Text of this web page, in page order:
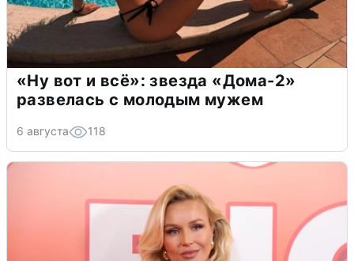
«Ну вот и всё»: звезда «Дома-2»
развелась с молодым мужем
6 августа 118